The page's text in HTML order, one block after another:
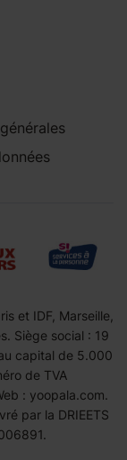
et IDF, Marseille,
Siège social : 19
capital de 5.000
de TVA
: yoopala.com.
par la DRIEETS